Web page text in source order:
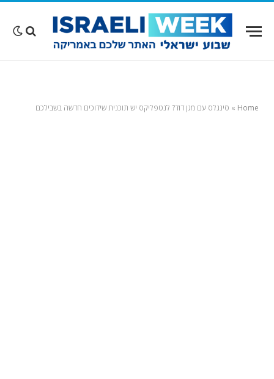
Home
» סינגלס עם מגן דוד? לנטפליקס יש תוכנית שידוכים חדשה בשבילכם